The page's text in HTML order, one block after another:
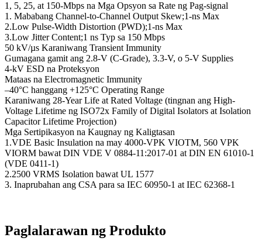
1, 5, 25, at 150-Mbps na Mga Opsyon sa Rate ng Pag-signal
1. Mababang Channel-to-Channel Output Skew;1-ns Max
2.Low Pulse-Width Distortion (PWD);1-ns Max
3.Low Jitter Content;1 ns Typ sa 150 Mbps
50 kV/µs Karaniwang Transient Immunity
Gumagana gamit ang 2.8-V (C-Grade), 3.3-V, o 5-V Supplies
4-kV ESD na Proteksyon
Mataas na Electromagnetic Immunity
–40°C hanggang +125°C Operating Range
Karaniwang 28-Year Life at Rated Voltage (tingnan ang High-
Voltage Lifetime ng ISO72x Family of Digital Isolators at Isolation
Capacitor Lifetime Projection)
Mga Sertipikasyon na Kaugnay ng Kaligtasan
1.VDE Basic Insulation na may 4000-VPK VIOTM, 560 VPK
VIORM bawat DIN VDE V 0884-11:2017-01 at DIN EN 61010-1
(VDE 0411-1)
2.2500 VRMS Isolation bawat UL 1577
3. Inaprubahan ang CSA para sa IEC 60950-1 at IEC 62368-1
Paglalarawan ng Produkto